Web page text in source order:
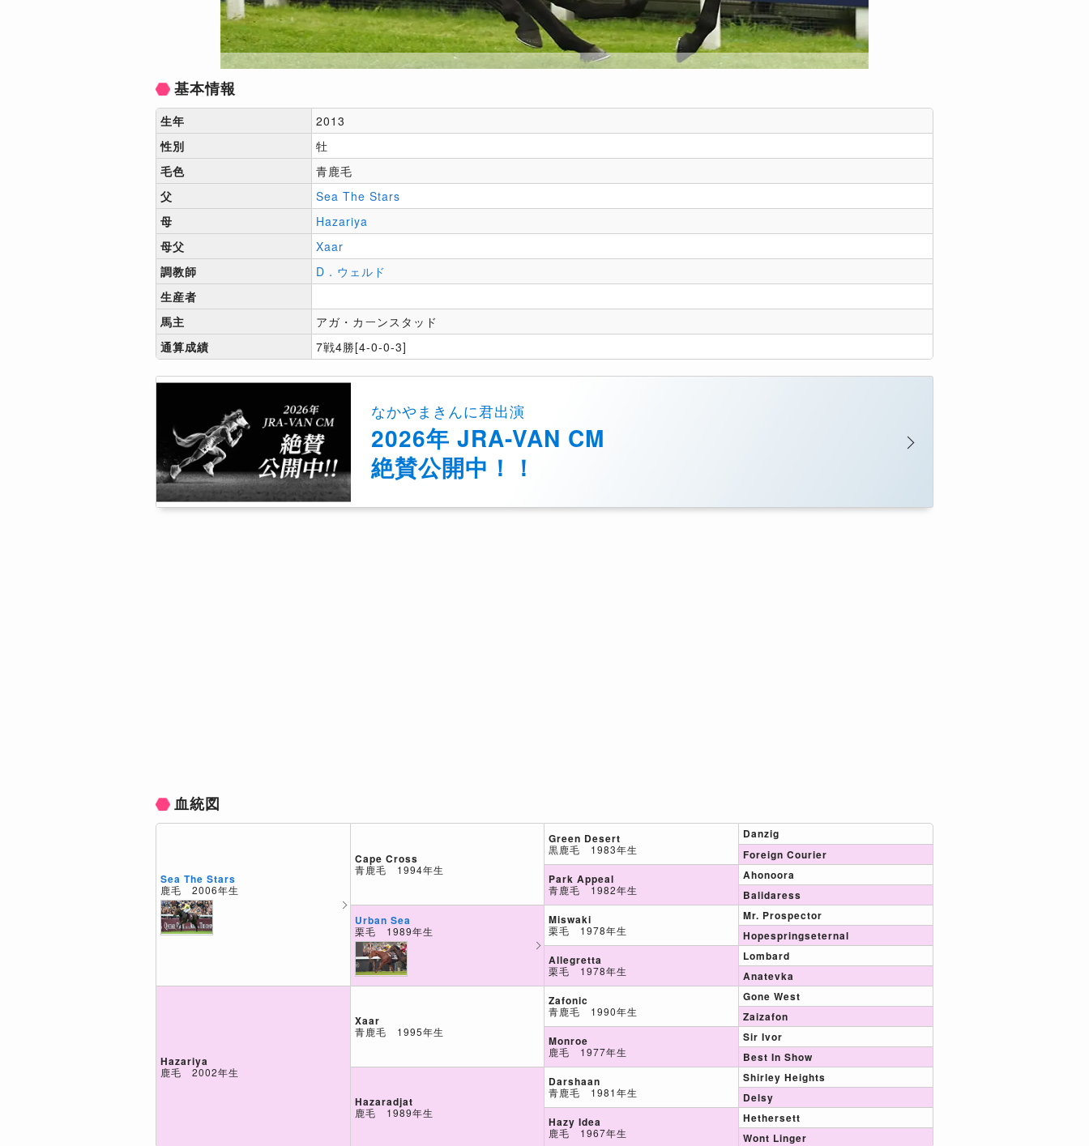
基本情報
生年
2013
性別
牡
毛色
青鹿毛
父
Sea The Stars
母
Hazariya
母父
Xaar
調教師
D．ウェルド
生産者
馬主
アガ・カーンスタッド
通算成績
7戦4勝[4-0-0-3]
なかやまきんに君出演
2026年 JRA-VAN CM
絶賛公開中！！
血統図
Sea The Stars
鹿毛 2006年生
Hazariya
鹿毛 2002年生
Cape Cross
青鹿毛 1994年生
Urban Sea
栗毛 1989年生
Xaar
青鹿毛 1995年生
Hazaradjat
鹿毛 1989年生
Green Desert
黒鹿毛 1983年生
Park Appeal
青鹿毛 1982年生
Miswaki
栗毛 1978年生
Allegretta
栗毛 1978年生
Zafonic
青鹿毛 1990年生
Monroe
鹿毛 1977年生
Darshaan
青鹿毛 1981年生
Hazy Idea
鹿毛 1967年生
Danzig
Foreign Courier
Ahonoora
Balidaress
Mr. Prospector
Hopespringseternal
Lombard
Anatevka
Gone West
Zaizafon
Sir Ivor
Best In Show
Shirley Heights
Delsy
Hethersett
Wont Linger